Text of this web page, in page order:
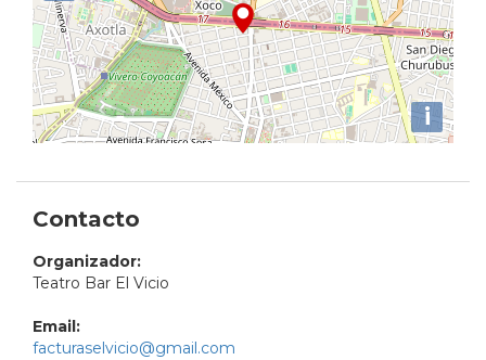
i
Contacto
Organizador:
Teatro Bar El Vicio
Email:
facturaselvicio@gmail.com